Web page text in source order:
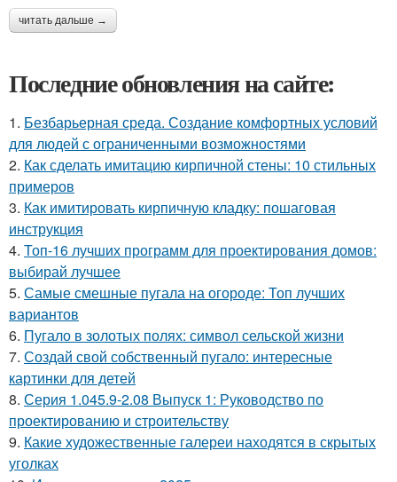
читать дальше →
Последние обновления на сайте:
1. Безбарьерная среда. Создание комфортных условий
для людей с ограниченными возможностями
2. Как сделать имитацию кирпичной стены: 10 стильных
примеров
3. Как имитировать кирпичную кладку: пошаговая
инструкция
4. Топ-16 лучших программ для проектирования домов:
выбирай лучшее
5. Самые смешные пугала на огороде: Топ лучших
вариантов
6. Пугало в золотых полях: символ сельской жизни
7. Создай свой собственный пугало: интересные
картинки для детей
8. Серия 1.045.9-2.08 Выпуск 1: Руководство по
проектированию и строительству
9. Какие художественные галереи находятся в скрытых
уголках